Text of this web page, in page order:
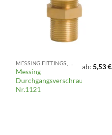
Messing
Durchgangsverschraubung,
Nr.1121
ab:5,53€